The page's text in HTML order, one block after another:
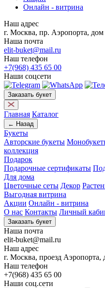
Онлайн - витрина
Наш адрес
г. Москва, пр. Аэропорта, дом
Наша почта
elit-buket@mail.ru
Наш телефон
+7(968) 435 65 00
Наши соцсети
Заказать букет
Главная Каталог
← Назад
Букеты
Авторские букеты
коллекция
Подарок
Подарочные сертификаты
Для дома
Цветочные сеты Декор
Выгодная витрина
Акции Онлайн - витрина
О нас Контакты Личный
Заказать букет
Наша почта
elit-buket@mail.ru
Наш адрес
г. Москва, проезд Аэропорта,
Наш телефон
+7(968) 435 65 00
Наши соц.сети